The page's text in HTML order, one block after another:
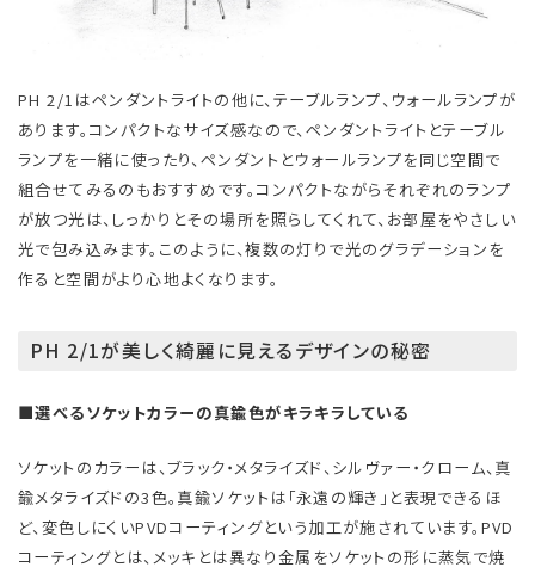
PH 2/1はペンダントライトの他に、テーブルランプ、ウォールランプが
あります。コンパクトなサイズ感なので、ペンダントライトとテーブル
ランプを一緒に使ったり、ペンダントとウォールランプを同じ空間で
組合せてみるのもおすすめです。コンパクトながらそれぞれのランプ
が放つ光は、しっかりとその場所を照らしてくれて、お部屋をやさしい
光で包み込みます。このように、複数の灯りで光のグラデーションを
作ると空間がより心地よくなります。
PH 2/1が美しく綺麗に見えるデザインの秘密
■選べるソケットカラーの真鍮色がキラキラしている
ソケットのカラーは、ブラック・メタライズド、シルヴァー・クローム、真
鍮メタライズドの3色。真鍮ソケットは「永遠の輝き」と表現できるほ
ど、変色しにくいPVDコーティングという加工が施されています。PVD
コーティングとは、メッキとは異なり金属をソケットの形に蒸気で焼